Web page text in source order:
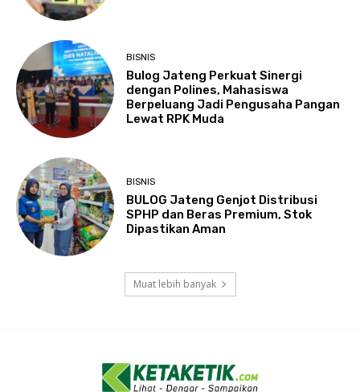
BISNIS
Bulog Jateng Perkuat Sinergi
dengan Polines, Mahasiswa
Berpeluang Jadi Pengusaha Pangan
Lewat RPK Muda
BISNIS
BULOG Jateng Genjot Distribusi
SPHP dan Beras Premium, Stok
Dipastikan Aman
Muat lebih banyak